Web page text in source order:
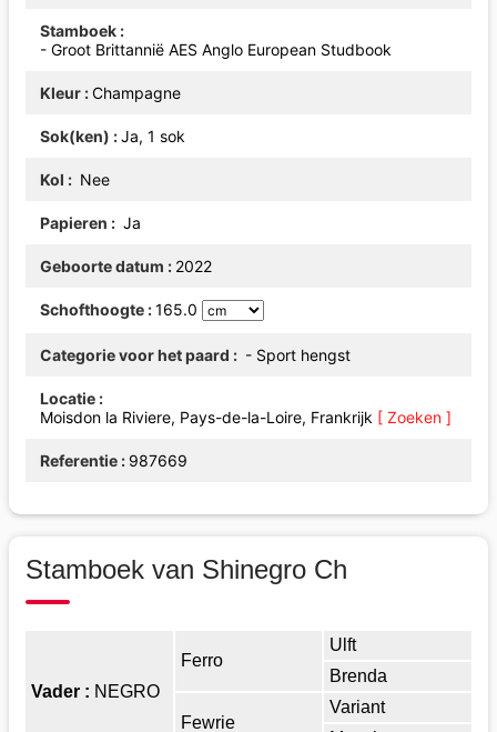
Stamboek
- Groot Brittannië AES Anglo European Studbook
Kleur Champagne
Sok(ken) Ja, 1 sok
Kol Nee
Papieren Ja
Geboorte datum 2022
Schofthoogte 165.0
Categorie voor het paard - Sport hengst
Locatie
Moisdon la Riviere, Pays-de-la-Loire, Frankrijk [ Zoeken ]
Referentie 987669
Stamboek van Shinegro Ch
Vader : NEGRO
Ferro
Ulft
Brenda
Fewrie
Variant